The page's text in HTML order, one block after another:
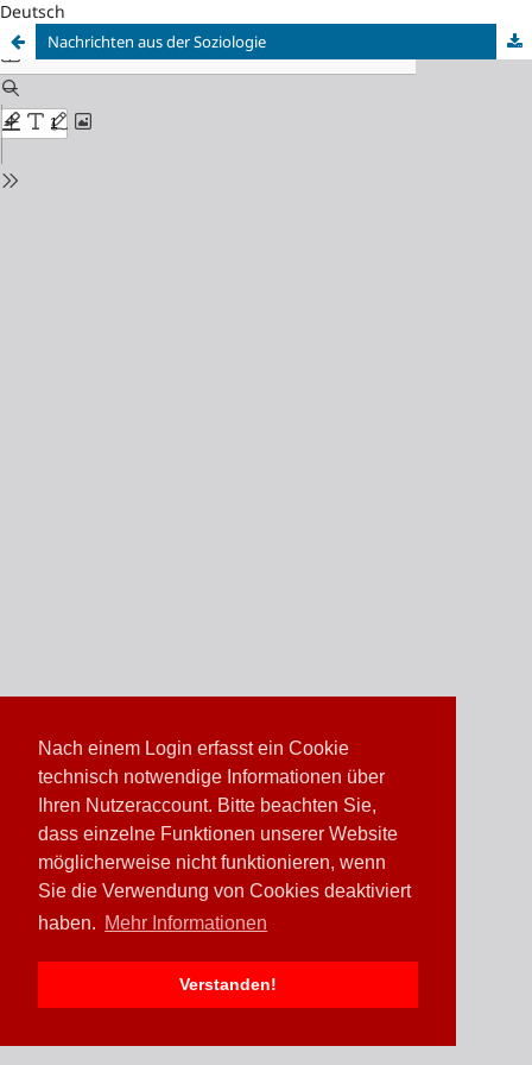
Nach einem Login erfasst ein Cookie
technisch notwendige Informationen über
Ihren Nutzeraccount. Bitte beachten Sie,
dass einzelne Funktionen unserer Website
möglicherweise nicht funktionieren, wenn
Sie die Verwendung von Cookies deaktiviert
haben. Mehr Informationen
Verstanden!
Deutsch
Nachrichten aus der Soziologie